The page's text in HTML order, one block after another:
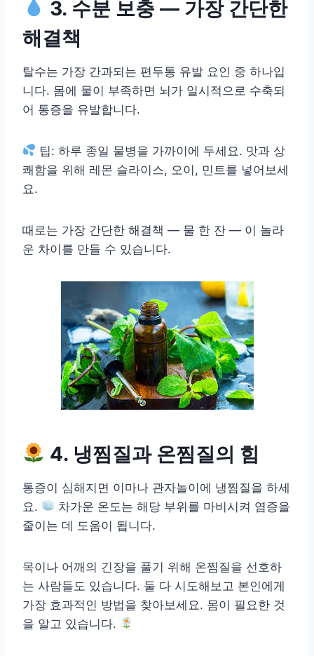
3. 수분 보충 ― 가장 간단한
해결책
탈수는 가장 간과되는 편두통 유발 요인 중 하나입
니다. 몸에 물이 부족하면 뇌가 일시적으로 수축되
어 통증을 유발합니다.
팁: 하루 종일 물병을 가까이에 두세요. 맛과 상
쾌함을 위해 레몬 슬라이스, 오이, 민트를 넣어보세
요.
때로는 가장 간단한 해결책 ― 물 한 잔 ― 이 놀라
운 차이를 만들 수 있습니다.
4. 냉찜질과 온찜질의 힘
통증이 심해지면 이마나 관자놀이에 냉찜질을 하세
요.
차가운 온도는 해당 부위를 마비시켜 염증을
줄이는 데 도움이 됩니다.
목이나 어깨의 긴장을 풀기 위해 온찜질을 선호하
는 사람들도 있습니다. 둘 다 시도해보고 본인에게
가장 효과적인 방법을 찾아보세요. 몸이 필요한 것
을 알고 있습니다.